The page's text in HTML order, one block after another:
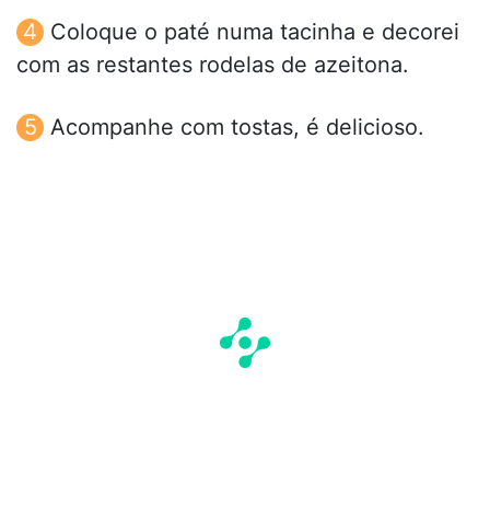
Coloque o paté numa tacinha e decorei
com as restantes rodelas de azeitona.
Acompanhe com tostas, é delicioso.